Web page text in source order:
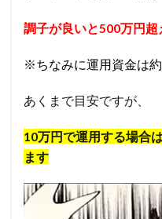
調子が良いと500万円超
※ちなみに運用資金は
あくまで目安ですが、
10万円で運用する場合
ます